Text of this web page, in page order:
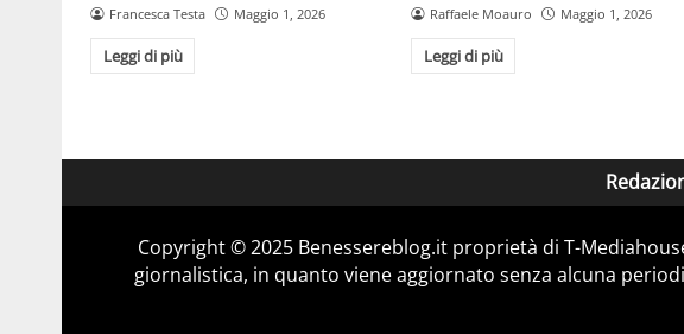
Francesca Testa Maggio 1, 2026
Leggi di più
Raffaele Moauro Maggio 1, 2026
Leggi di più
Copyright © 2025 Benessereblog.it proprietà di T-
giornalistica, in quanto viene aggiornato senza alcuna